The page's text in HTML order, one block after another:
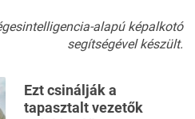
alapú képalkotó
segítségével készült.
Ezt csinálják a
tapasztalt vezetők